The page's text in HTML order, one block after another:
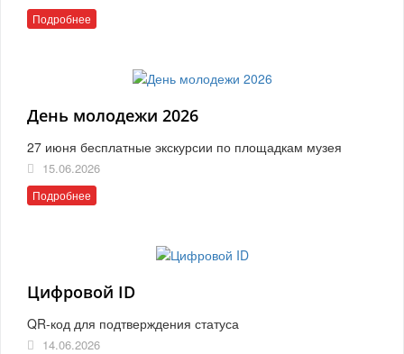
Подробнее
День молодежи 2026
27 июня бесплатные экскурсии по площадкам музея
15.06.2026
Подробнее
Цифровой ID
QR-код для подтверждения статуса
14.06.2026